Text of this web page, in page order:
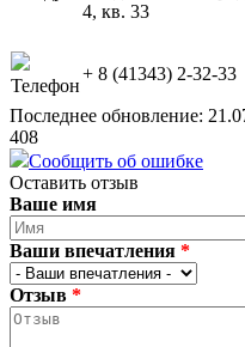
4, кв. 33
Телефон
+ 8 (41343) 2-32-33
Последнее обновление:
408
Сообщить об ошибке
Оставить отзыв
Ваше имя
Ваши впечатления *
Отзыв *